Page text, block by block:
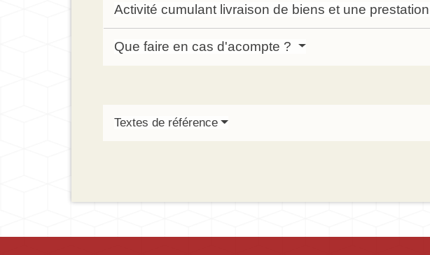
Activité cumulant livraison de biens et une
Que faire en cas d'acompte ?
Textes de référence